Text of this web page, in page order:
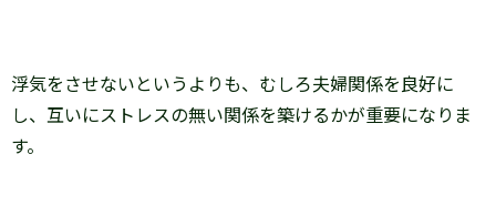
浮気をさせないというよりも、むしろ夫婦関係を良好に
し、互いにストレスの無い関係を築けるかが重要になりま
す。